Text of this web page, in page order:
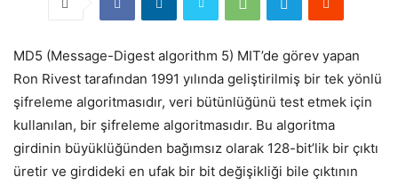
MD5 (Message-Digest algorithm 5) MIT’de görev yapan
Ron Rivest tarafından 1991 yılında geliştirilmiş bir tek yönlü
şifreleme algoritmasıdır, veri bütünlüğünü test etmek için
kullanılan, bir şifreleme algoritmasıdır. Bu algoritma
girdinin büyüklüğünden bağımsız olarak 128-bit’lik bir çıktı
üretir ve girdideki en ufak bir bit değişikliği bile çıktının